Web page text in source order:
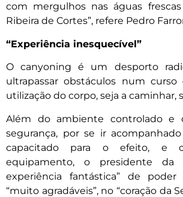
com mergulhos nas águas
Ribeira de Cortes”, refere Pedro
“Experiência inesquecível”
O canyoning é um desporto
ultrapassar obstáculos num
utilização do corpo, seja a caminhar,
Além do ambiente controlado e
segurança, por se ir
capacitado para o efeito, e
equipamento, o presidente da
experiência fantástica” de poder
“muito agradáveis”, no “coração da